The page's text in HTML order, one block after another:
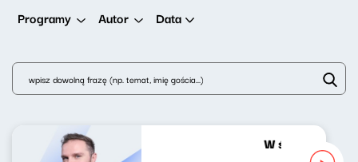
Programy Autor Data
W środku dnia